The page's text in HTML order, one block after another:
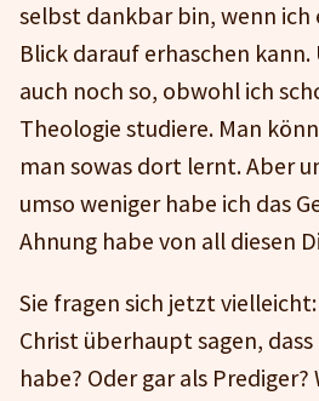
selbst dankbar bin, wenn ich
Blick darauf erhaschen
auch noch so, obwohl ich
Theologie studiere. Man
man sowas dort lernt. Aber
umso weniger habe ich das
Ahnung habe von all diesen
Sie fragen sich jetzt
Christ überhaupt sagen, dass
habe? Oder gar als